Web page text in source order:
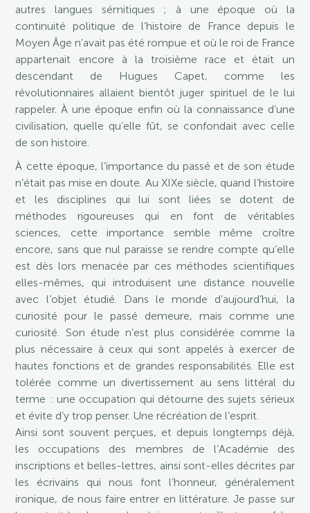
autres langues sémitiques ; à une époque où la
continuité politique de l’histoire de France depuis le
Moyen Âge n’avait pas été rompue et où le roi de France
appartenait encore à la troisième race et était un
descendant de Hugues Capet, comme les
révolutionnaires allaient bientôt juger spirituel de le lui
rappeler. À une époque enfin où la connaissance d’une
civilisation, quelle qu’elle fût, se confondait avec celle
de son histoire.
À cette époque, l’importance du passé et de son étude
n’était pas mise en doute. Au XIXe siècle, quand l’histoire
et les disciplines qui lui sont liées se dotent de
méthodes rigoureuses qui en font de véritables
sciences, cette importance semble même croître
encore, sans que nul paraisse se rendre compte qu’elle
est dès lors menacée par ces méthodes scientifiques
elles-mêmes, qui introduisent une distance nouvelle
avec l’objet étudié. Dans le monde d’aujourd’hui, la
curiosité pour le passé demeure, mais comme une
curiosité. Son étude n’est plus considérée comme la
plus nécessaire à ceux qui sont appelés à exercer de
hautes fonctions et de grandes responsabilités. Elle est
tolérée comme un divertissement au sens littéral du
terme : une occupation qui détourne des sujets sérieux
et évite d’y trop penser. Une récréation de l’esprit.
Ainsi sont souvent perçues, et depuis longtemps déjà,
les occupations des membres de l’Académie des
inscriptions et belles-lettres, ainsi sont-elles décrites par
les écrivains qui nous font l’honneur, généralement
ironique, de nous faire entrer en littérature. Je passe sur